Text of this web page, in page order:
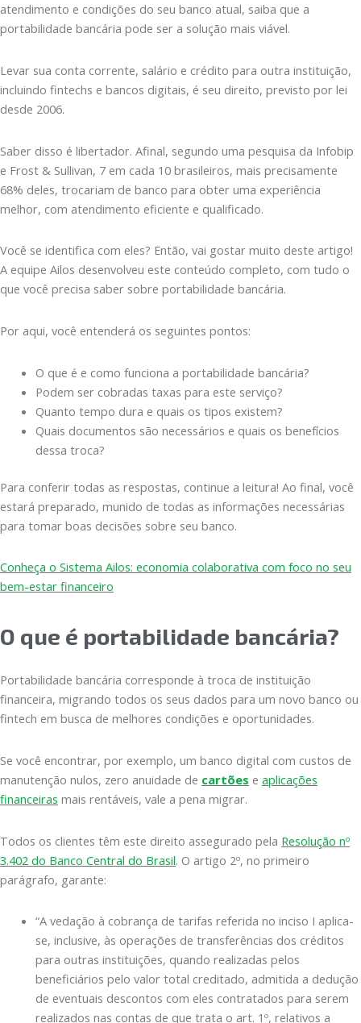
atendimento e condições do seu banco atual, saiba que a
portabilidade bancária pode ser a solução mais viável.
Levar sua conta corrente, salário e crédito para outra instituição,
incluindo fintechs e bancos digitais, é seu direito, previsto por lei
desde 2006.
Saber disso é libertador. Afinal, segundo uma pesquisa da Infobip
e Frost & Sullivan, 7 em cada 10 brasileiros, mais precisamente
68% deles, trocariam de banco para obter uma experiência
melhor, com atendimento eficiente e qualificado.
Você se identifica com eles? Então, vai gostar muito deste artigo!
A equipe Ailos desenvolveu este conteúdo completo, com tudo o
que você precisa saber sobre portabilidade bancária.
Por aqui, você entenderá os seguintes pontos:
O que é e como funciona a portabilidade bancária?
Podem ser cobradas taxas para este serviço?
Quanto tempo dura e quais os tipos existem?
Quais documentos são necessários e quais os benefícios
dessa troca?
Para conferir todas as respostas, continue a leitura! Ao final, você
estará preparado, munido de todas as informações necessárias
para tomar boas decisões sobre seu banco.
Conheça o Sistema Ailos: economia colaborativa com foco no seu
bem-estar financeiro
O que é portabilidade bancária?
Portabilidade bancária corresponde à troca de instituição
financeira, migrando todos os seus dados para um novo banco ou
fintech em busca de melhores condições e oportunidades.
Se você encontrar, por exemplo, um banco digital com custos de
manutenção nulos, zero anuidade de cartões e aplicações
financeiras mais rentáveis, vale a pena migrar.
Todos os clientes têm este direito assegurado pela Resolução nº
3.402 do Banco Central do Brasil. O artigo 2º, no primeiro
parágrafo, garante:
“A vedação à cobrança de tarifas referida no inciso I aplica-
se, inclusive, às operações de transferências dos créditos
para outras instituições, quando realizadas pelos
beneficiários pelo valor total creditado, admitida a dedução
de eventuais descontos com eles contratados para serem
realizados nas contas de que trata o art. 1º, relativos a